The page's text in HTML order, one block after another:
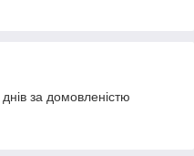
за домовленістю